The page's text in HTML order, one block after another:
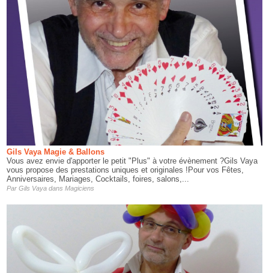
Gils Vaya Magie & Ballons
Vous avez envie d'apporter le petit "Plus" à votre évènement ?Gils Vaya
vous propose des prestations uniques et originales !Pour vos Fêtes,
Anniversaires, Mariages, Cocktails, foires, salons,...
Par Gils Vayadans Magiciens